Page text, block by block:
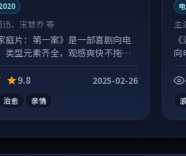
2020
迅、宋慧乔 等
庭片：第一案》是一部喜剧向电
类型元素齐全，观感爽快不拖
9.8 2025-02-26
治愈 亲情
主
向